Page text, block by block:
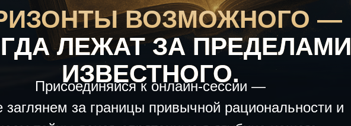
ВОЗМОЖНОГО —
ЛЕЖАТ ЗА ПРЕДЕЛАМИ
ИЗВЕСТНОГО.
Присоединяйся к онлайн-сессии —
заглянем за границы привычной рациональности и